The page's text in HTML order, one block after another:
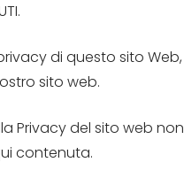
di questo sito Web,
sito web.
Privacy del sito web non
contenuta.